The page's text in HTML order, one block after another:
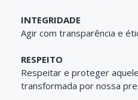
INTEGRIDADE
Agir com transparência e
RESPEITO
Respeitar e proteger
transformada por nossa